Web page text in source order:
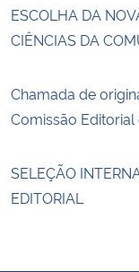
ESCOLHA DA
CIÊNCIAS DA
Chamada de
Comissão
SELEÇÃO
EDITORIAL